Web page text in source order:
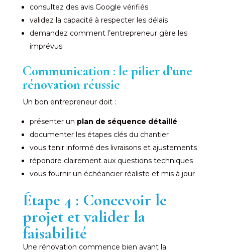
consultez des avis Google vérifiés
validez la capacité à respecter les délais
demandez comment l’entrepreneur gère les
imprévus
Communication : le pilier d’une
rénovation réussie
Un bon entrepreneur doit :
présenter un plan de séquence détaillé
documenter les étapes clés du chantier
vous tenir informé des livraisons et ajustements
répondre clairement aux questions techniques
vous fournir un échéancier réaliste et mis à jour
Étape 4 : Concevoir le
projet et valider la
faisabilité
Une rénovation commence bien avant la